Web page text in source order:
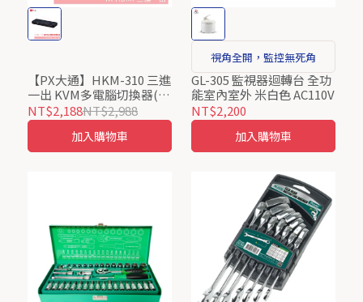
【PX大通】HKM-310 三進
一出 KVM多電腦切換器(手
機轉電視3進1出/USB
TYPE C)/居家防疫辦公上
NT$2,188NT$2,988
加入購物車
視角全開，監控無死角
GL-305 監視器迴轉台 全功
能室內室外 米白色 AC110V
NT$2,200
加入購物車